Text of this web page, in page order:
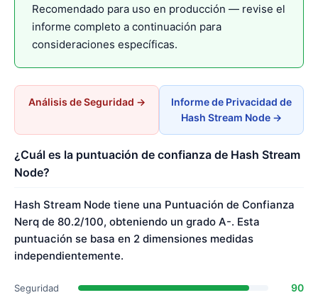
Recomendado para uso en producción — revise el
informe completo a continuación para
consideraciones específicas.
Análisis de Seguridad →
Informe de Privacidad de
Hash Stream Node →
¿Cuál es la puntuación de confianza de Hash Stream
Node?
Hash Stream Node tiene una Puntuación de Confianza
Nerq de 80.2/100, obteniendo un grado A-. Esta
puntuación se basa en 2 dimensiones medidas
independientemente.
Seguridad 90